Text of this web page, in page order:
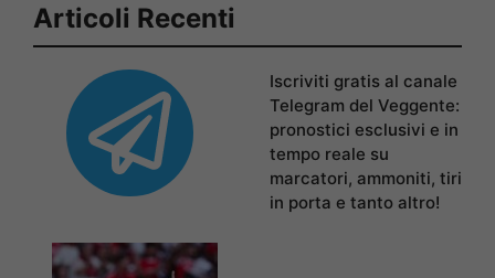
Articoli Recenti
Iscriviti gratis al canale
Telegram del Veggente:
pronostici esclusivi e in
tempo reale su
marcatori, ammoniti, tiri
in porta e tanto altro!